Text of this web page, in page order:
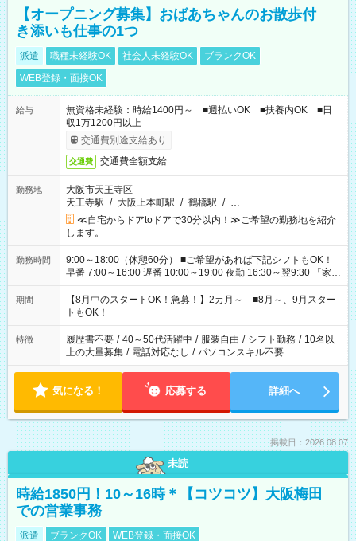
【オープニング募集】おばあちゃんのお散歩付
き添いも仕事の1つ
派遣 職種未経験OK 社会人未経験OK
ブランクOK
WEB登録・面接OK
給与
無資格未経験：時給1400円～ ■週払いOK ■扶養内OK ■日
収1万1200円以上
交通費別途支給あり
交通費 交通費全額支給
勤務地
大阪市天王寺区
天王寺駅 / 大阪上本町駅 / 鶴橋駅 / …
≪自宅からドアtoドアで30分以内！≫ご希望の勤務地を紹介
します。
勤務時間
9:00～18:00（休憩60分） ■ご希望があれば下記シフトもOK！
早番 7:00～16:00 遅番 10:00～19:00 夜勤 16:30～翌9:30 「家族
と休みを合わせたい」 「余裕を持って夕飯の準備がしたい」
「できれば残業はしたくない」 など、ご希望を教えてください
ね。 ※Wワーク希望の方へ 今ご覧のお仕事で希望する勤務時間
と、もう1つのお仕事の勤務時間。 合計で週40時間を超える場
合は応募できません。
期間
【8月中のスタートOK！急募！】2カ月～ ■8月～、9月スター
トもOK！
特徴 履歴書不要 / 40～50代活躍中 / 服装自由 / シフト勤務 / 10名以
上の大量募集 / 電話対応なし / パソコンスキル不要
気になる！ 応募する 詳細へ
掲載日：2026.08.07
未読
時給1850円！10～16時＊【コツコツ】大阪梅田
での営業事務
派遣 ブランクOK WEB登録・面接OK